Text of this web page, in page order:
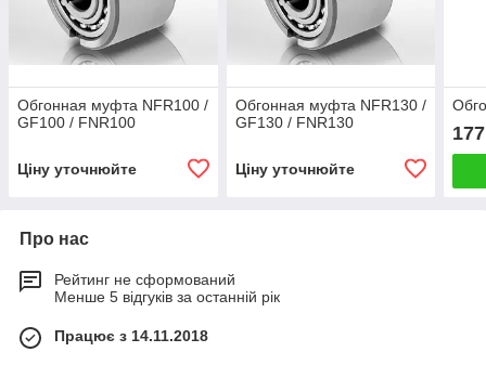
Обгонная муфта NFR100 /
GF100 / FNR100
Ціну уточнюйте
Обгонная муфта NFR130 /
GF130 / FNR130
Ціну уточнюйте
177
Про нас
Рейтинг не сформований
Менше 5 відгуків за останній рік
Працює з 14.11.2018